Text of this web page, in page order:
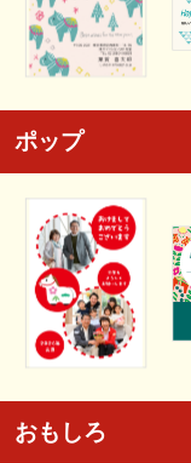
ポップ
おもしろ